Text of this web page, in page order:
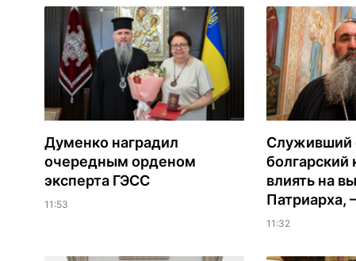
Думенко наградил
очередным орденом
эксперта ГЭСС
11:53
Служивший
болгарский
влиять на
Патриарха,
11:32